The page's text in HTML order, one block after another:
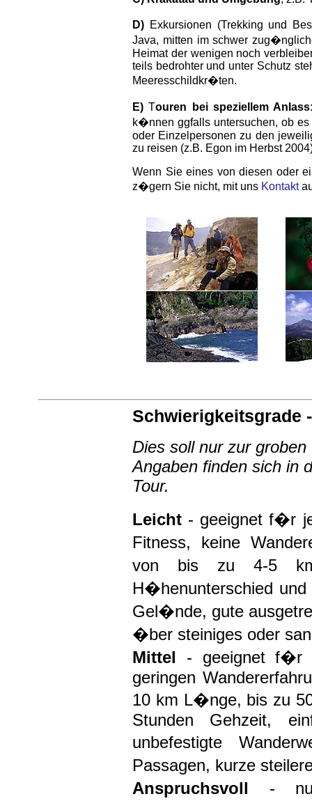
D) Exkursionen (Trekking und
Java, mitten im schwer
Heimat der wenigen noch
teils bedrohter und unter Schutz
Meeresschildkr�ten.
E) Touren bei speziellem Anlass
k�nnen ggfalls untersuchen, ob
oder Einzelpersonen zu den
zu reisen (z.B. Egon im Herbst
Wenn Sie eines von diesen oder
z�gern Sie nicht, mit uns Kontakt
Schwierigkeitsgrade
Dies soll nur zur
Angaben finden sich in
Tour.
Leicht - geeignet f�r
Fitness, keine
von bis zu 4-5
H�henunterschied
Gel�nde, gute
�ber steiniges oder
Mittel - geeignet f�r
geringen
10 km L�nge, bis zu
Stunden Gehzeit,
unbefestigte
Passagen, kurze
Anspruchsvoll -